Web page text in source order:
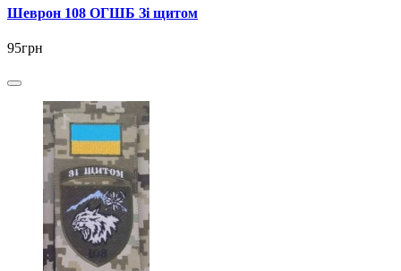
Шеврон 108 ОГШБ Зі щитом
95грн